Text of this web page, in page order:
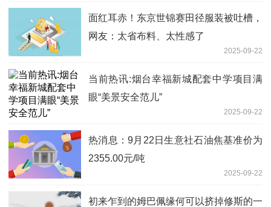
面红耳赤！东京世锦赛田径服装被吐槽，
网友：太省布料、太性感了
2025-09-22
当前热讯:烟台幸福新城配套中学项目满
眼“美景安全范儿”
2025-09-22
热消息：9月22日生意社石油焦基准价为
2355.00元/吨
2025-09-22
初来乍到的姆巴佩缘何可以挤掉修斯的一